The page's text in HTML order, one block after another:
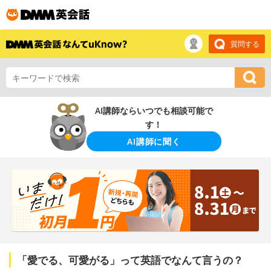
質問する
AI講師ならいつでも相談可能で
す！
AI講師に聞く
「愛でる、可愛がる」って英語でなんて言うの？